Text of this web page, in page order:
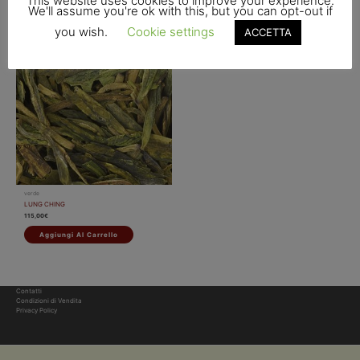
verde
LUNG CHING
115,00€
Aggiungi Al Carrello
Contatti
Condizioni di Vendita
Privacy Policy
We'll assume you're ok with this, but you can opt-out if
you wish.
Cookie settings ACCETTA